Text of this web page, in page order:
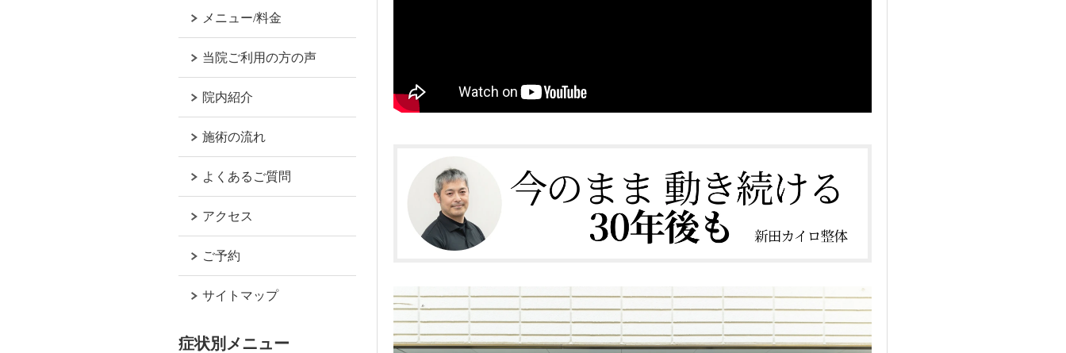
メニュー/料金
当院ご利用の方の声
院内紹介
施術の流れ
よくあるご質問
アクセス
ご予約
サイトマップ
症状別メニュー